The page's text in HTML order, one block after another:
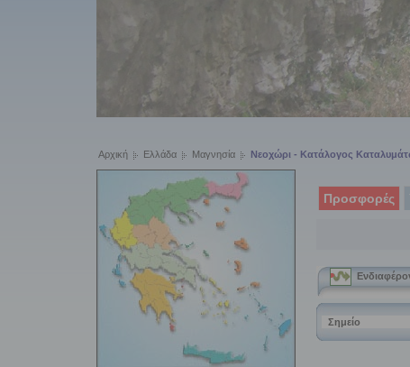
Αρχική Ελλάδα Μαγνησία Νεοχώρι - Κατάλογος
Προσφορές